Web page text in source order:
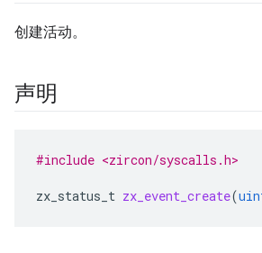
创建活动。
声明
#include <zircon/syscalls.h>
zx_status_t zx_event_create(